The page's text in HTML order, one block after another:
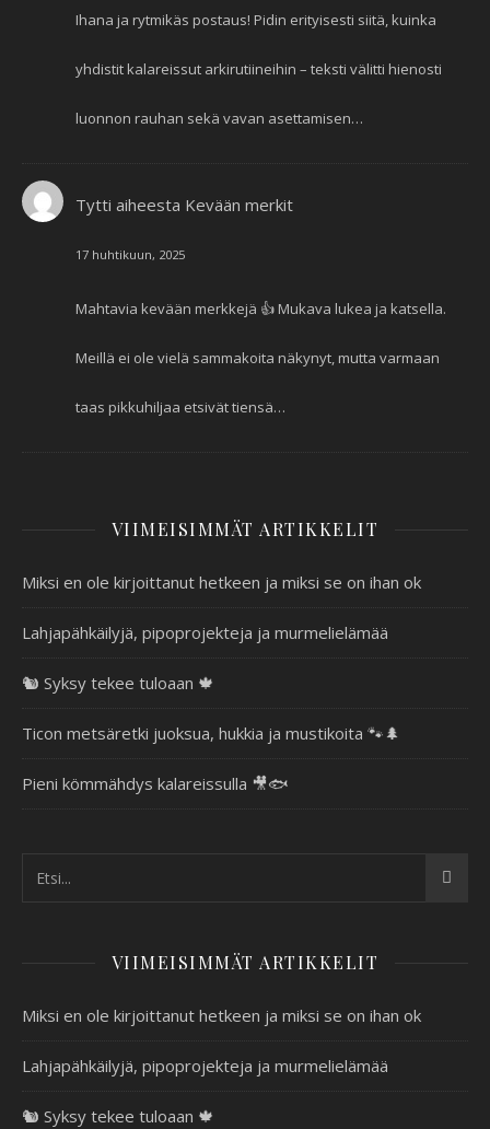
Ihana ja rytmikäs postaus! Pidin erityisesti siitä, kuinka
yhdistit kalareissut arkirutiineihin – teksti välitti hienosti
luonnon rauhan sekä vavan asettamisen…
Tytti aiheesta Kevään merkit
17 huhtikuun, 2025
Mahtavia kevään merkkejä 👍 Mukava lukea ja katsella.
Meillä ei ole vielä sammakoita näkynyt, mutta varmaan
taas pikkuhiljaa etsivät tiensä…
VIIMEISIMMÄT ARTIKKELIT
Miksi en ole kirjoittanut hetkeen ja miksi se on ihan ok
Lahjapähkäilyjä, pipoprojekteja ja murmelielämää
🐿️ Syksy tekee tuloaan 🍁
Ticon metsäretki juoksua, hukkia ja mustikoita 🐾🌲
Pieni kömmähdys kalareissulla 🎥🐟
VIIMEISIMMÄT ARTIKKELIT
Miksi en ole kirjoittanut hetkeen ja miksi se on ihan ok
Lahjapähkäilyjä, pipoprojekteja ja murmelielämää
🐿️ Syksy tekee tuloaan 🍁